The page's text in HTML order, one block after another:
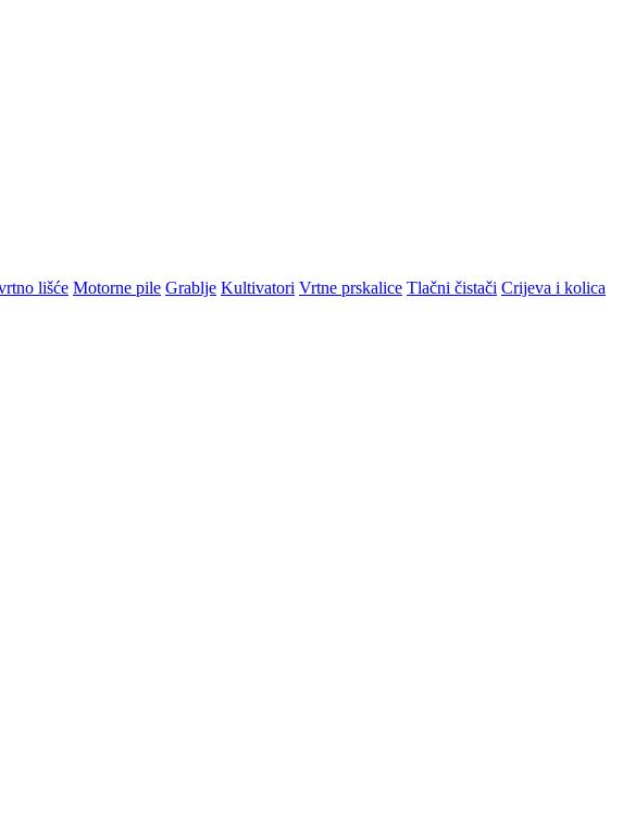
lišće Motorne pile Grablje Kultivatori Vrtne prskalice Tlačni čistači Crijeva i kolica